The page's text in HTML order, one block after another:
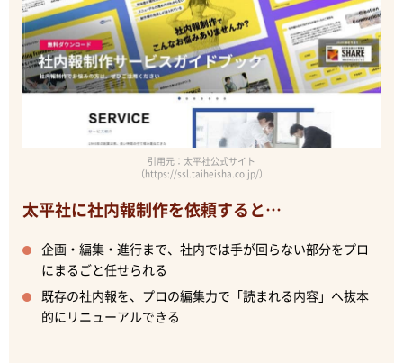
引用元：太平社公式サイト
（https://ssl.taiheisha.co.jp/）
太平社に社内報制作を依頼すると…
企画・編集・進行まで、社内では手が回らない部分をプロ
にまるごと任せられる
既存の社内報を、プロの編集力で「読まれる内容」へ抜本
的にリニューアルできる